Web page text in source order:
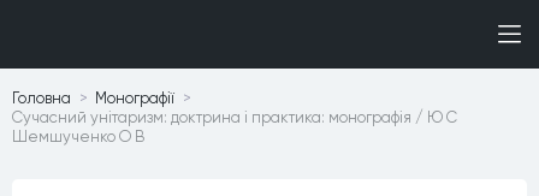
Головна
Монографiї
Сучасний унітаризм: доктрина і практика: монографія / Ю С
Шемшученко О В